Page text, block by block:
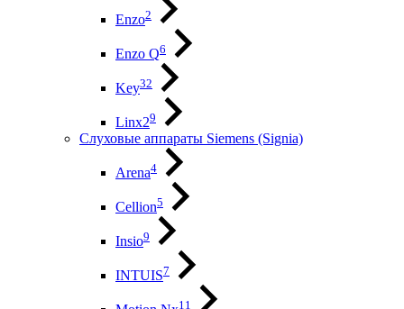
Enzo2
Enzo Q6
Key32
Linx29
Слуховые аппараты Siemens (Signia)
Arena4
Cellion5
Insio9
INTUIS7
11